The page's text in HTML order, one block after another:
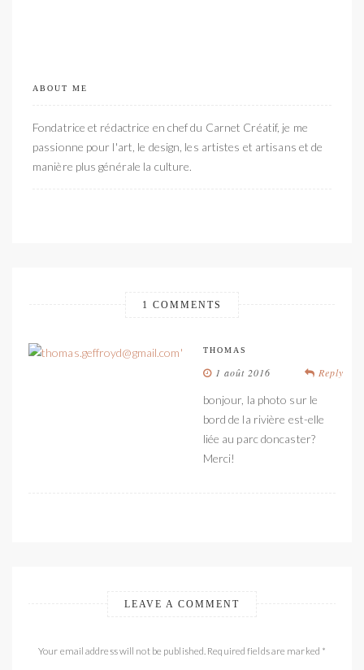
ABOUT ME
Fondatrice et rédactrice en chef du Carnet Créatif, je me
passionne pour l'art, le design, les artistes et artisans et de
manière plus générale la culture.
1 COMMENTS
THOMAS
Reply
1 août 2016
bonjour, la photo sur le
bord de la rivière est-elle
liée au parc doncaster?
Merci!
LEAVE A COMMENT
Your email address will not be published. Required fields are marked *